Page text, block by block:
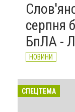
серпня
БпЛА -
НОВИНИ
СПЕЦТЕМА